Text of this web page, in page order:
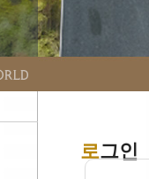
로그인